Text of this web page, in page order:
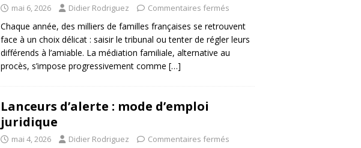
mai 6, 2026 Didier Rodriguez Commentaires fermés
Chaque année, des milliers de familles françaises se retrouvent
face à un choix délicat : saisir le tribunal ou tenter de régler leurs
différends à l’amiable. La médiation familiale, alternative au
procès, s’impose progressivement comme […]
Lanceurs d’alerte : mode d’emploi
juridique
mai 4, 2026 Didier Rodriguez Commentaires fermés